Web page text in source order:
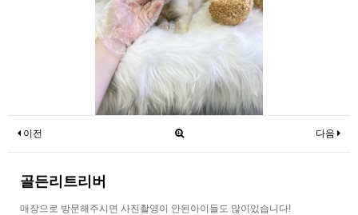
이전 다음
골든리트리버
매장으로 방문해주시면 사진촬영이 안된아이들도 많이있습니다!